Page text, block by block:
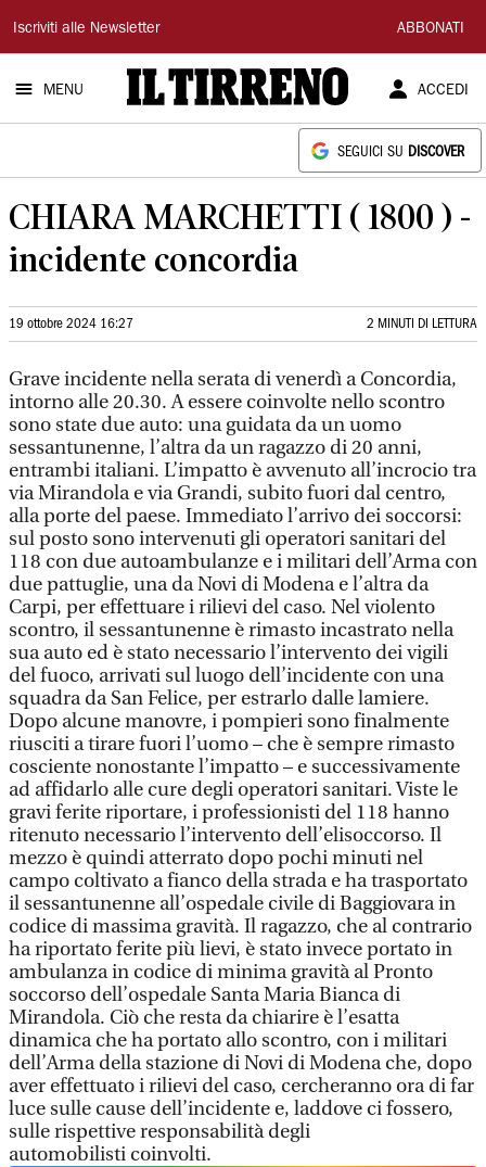
Il
Tirreno
Iscriviti alle Newsletter ABBONATI
MENU ACCEDI
SEGUICI SU DISCOVER
CHIARA MARCHETTI ( 1800 ) -
incidente concordia
19 ottobre 2024 16:27 2 MINUTI DI LETTURA
Grave incidente nella serata di venerdì a Concordia,
intorno alle 20.30. A essere coinvolte nello scontro
sono state due auto: una guidata da un uomo
sessantunenne, l’altra da un ragazzo di 20 anni,
entrambi italiani. L’impatto è avvenuto all’incrocio tra
via Mirandola e via Grandi, subito fuori dal centro,
alla porte del paese. Immediato l’arrivo dei soccorsi:
sul posto sono intervenuti gli operatori sanitari del
118 con due autoambulanze e i militari dell’Arma con
due pattuglie, una da Novi di Modena e l’altra da
Carpi, per effettuare i rilievi del caso. Nel violento
scontro, il sessantunenne è rimasto incastrato nella
sua auto ed è stato necessario l’intervento dei vigili
del fuoco, arrivati sul luogo dell’incidente con una
squadra da San Felice, per estrarlo dalle lamiere.
Dopo alcune manovre, i pompieri sono finalmente
riusciti a tirare fuori l’uomo – che è sempre rimasto
cosciente nonostante l’impatto – e successivamente
ad affidarlo alle cure degli operatori sanitari. Viste le
gravi ferite riportare, i professionisti del 118 hanno
ritenuto necessario l’intervento dell’elisoccorso. Il
mezzo è quindi atterrato dopo pochi minuti nel
campo coltivato a fianco della strada e ha trasportato
il sessantunenne all’ospedale civile di Baggiovara in
codice di massima gravità. Il ragazzo, che al contrario
ha riportato ferite più lievi, è stato invece portato in
ambulanza in codice di minima gravità al Pronto
soccorso dell’ospedale Santa Maria Bianca di
Mirandola. Ciò che resta da chiarire è l’esatta
dinamica che ha portato allo scontro, con i militari
dell’Arma della stazione di Novi di Modena che, dopo
aver effettuato i rilievi del caso, cercheranno ora di far
luce sulle cause dell’incidente e, laddove ci fossero,
sulle rispettive responsabilità degli
automobilisti coinvolti.